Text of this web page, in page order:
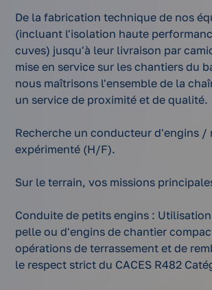
De la fabrication technique de nos
(incluant l'isolation haute
cuves) jusqu'à leur livraison par
mise en service sur les chantiers du
nous maîtrisons l'ensemble de la
un service de proximité et de qualité.
Recherche un conducteur d'engins
expérimenté (H/F).
Sur le terrain, vos missions
Conduite de petits engins :
pelle ou d'engins de chantier
opérations de terrassement et de
le respect strict du CACES R482